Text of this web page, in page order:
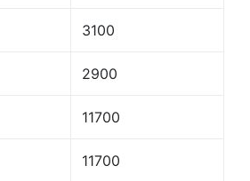
3100
2900
11700
11700